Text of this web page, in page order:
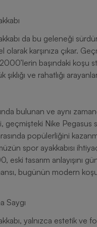
da bu geleneği
karşınıza çıkar.
başındaki
ve rahatlığı
bulunan ve aynı
geçmişteki Nike Pegasus
popülerliğini
spor ayakkabısı
tasarım anlayışını
bugünün modern
Saygı
yalnızca estetik ve